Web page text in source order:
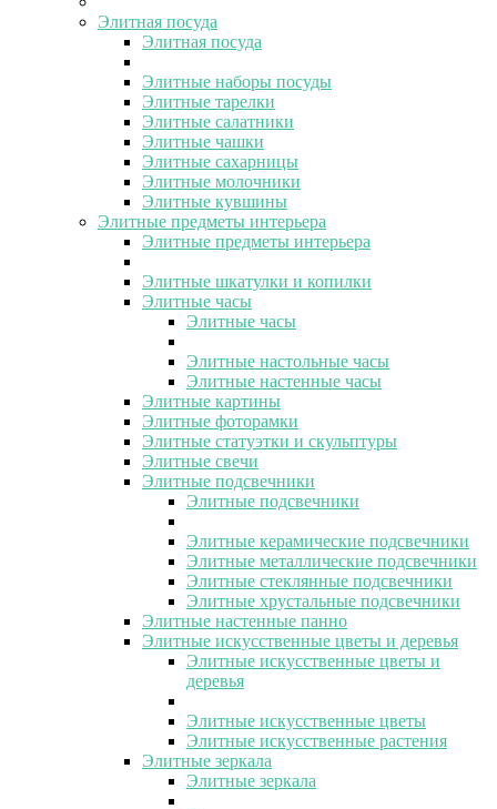
Элитная посуда
Элитная посуда
Элитные наборы посуды
Элитные тарелки
Элитные салатники
Элитные чашки
Элитные сахарницы
Элитные молочники
Элитные кувшины
Элитные предметы интерьера
Элитные предметы интерьера
Элитные шкатулки и копилки
Элитные часы
Элитные часы
Элитные настольные часы
Элитные настенные часы
Элитные картины
Элитные фоторамки
Элитные статуэтки и скульптуры
Элитные свечи
Элитные подсвечники
Элитные подсвечники
Элитные керамические подсвечники
Элитные металлические подсвечники
Элитные стеклянные подсвечники
Элитные хрустальные подсвечники
Элитные настенные панно
Элитные искусственные цветы и деревья
Элитные искусственные цветы и
деревья
Элитные искусственные цветы
Элитные искусственные растения
Элитные зеркала
Элитные зеркала